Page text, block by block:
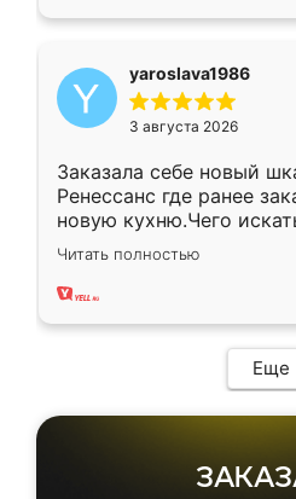
yaroslava1986
3 августа 2026
Заказала себе новый
Ренессанс где ранее
новую кухню.Чего
вполне довольна.
два года, нареканий нет.
Читать полностью
Еще